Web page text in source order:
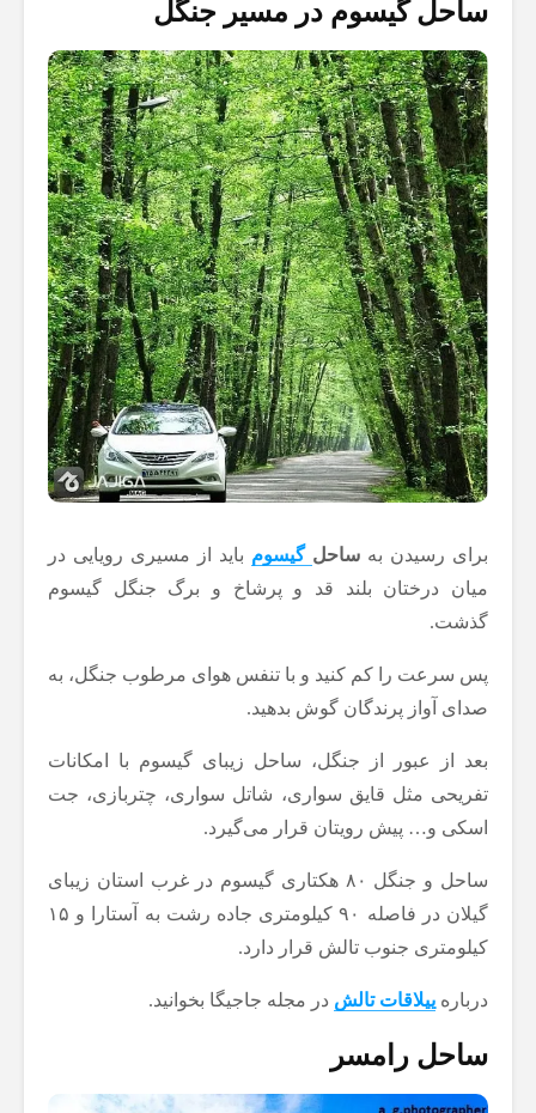
ساحل گیسوم در مسیر جنگل
برای رسیدن به ساحل گیسوم باید از مسیری رویایی در
میان درختان بلند قد و پرشاخ و برگ جنگل گیسوم
گذشت.
پس سرعت را کم کنید و با تنفس هوای مرطوب جنگل، به
صدای آواز پرندگان گوش بدهید.
بعد از عبور از جنگل، ساحل زیبای گیسوم با امکانات
تفریحی مثل قایق سواری، شاتل سواری، چتربازی، جت
اسکی و… پیش رویتان قرار می‌گیرد.
ساحل و جنگل ۸۰ هکتاری گیسوم در غرب استان زیبای
گیلان در فاصله ۹۰ کیلومتری جاده رشت به آستارا و ۱۵
کیلومتری جنوب تالش قرار دارد.
درباره ییلاقات تالش در مجله جاجیگا بخوانید.
ساحل رامسر